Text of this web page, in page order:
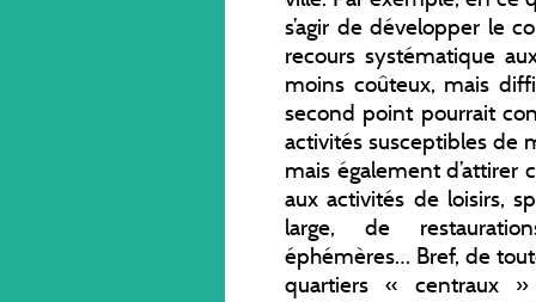
s’agir de développer le
recours systématique
moins coûteux, mais
second point pourrait
activités susceptibles de
mais également d’attirer
aux activités de loisirs,
large, de
éphémères… Bref, de
quartiers « centraux